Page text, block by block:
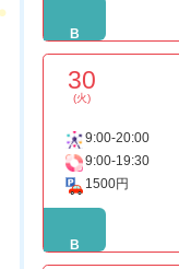
B
30
(火)
9:00-20:00
9:00-19:30
1500円
B